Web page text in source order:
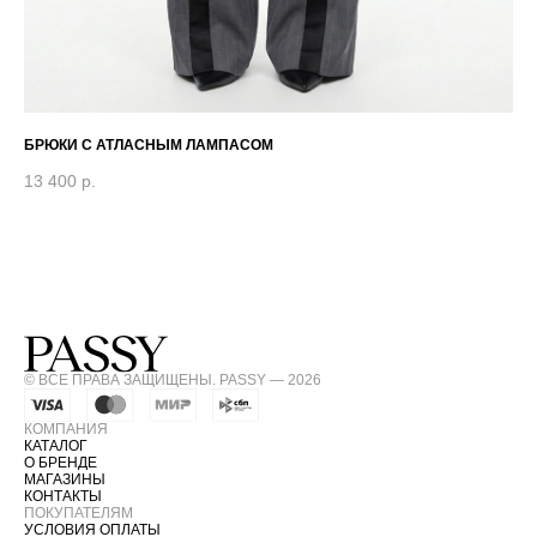
БРЮКИ С АТЛАСНЫМ ЛАМПАСОМ
13 400 р.
© ВСЕ ПРАВА ЗАЩИЩЕНЫ. PASSY — 2026
КОМПАНИЯ
КАТАЛОГ
О БРЕНДЕ
МАГАЗИНЫ
КОНТАКТЫ
ПОКУПАТЕЛЯМ
УСЛОВИЯ ОПЛАТЫ